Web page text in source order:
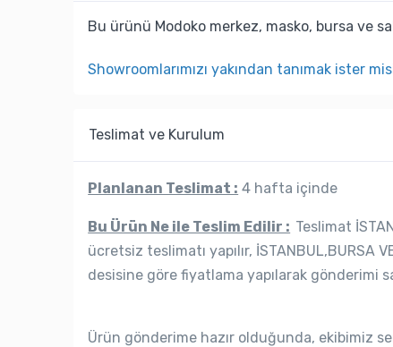
Bu ürünü Modoko merkez, masko, bursa ve
Showroomlarımızı yakından tanımak ister
Teslimat ve Kurulum
Planlanan Teslimat : 4 hafta içinde
Bu Ürün Ne ile Teslim Edilir : Teslimat
ücretsiz teslimatı yapılır, İSTANBUL,BURSA
desisine göre fiyatlama yapılarak gönderimi
Ürün gönderime hazır olduğunda, ekibimiz